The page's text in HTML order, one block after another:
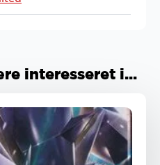
interesseret i...